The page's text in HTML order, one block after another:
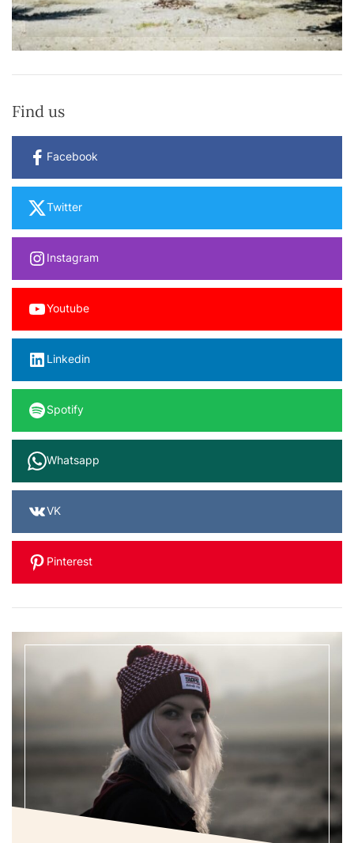
Find us
Facebook
Twitter
Instagram
Youtube
Linkedin
Spotify
Whatsapp
VK
Pinterest